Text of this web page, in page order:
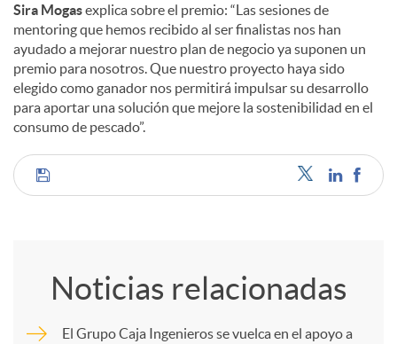
Sira Mogasexplica sobre el premio: “Las sesiones de
mentoring que hemos recibido al ser finalistas nos han
ayudado a mejorar nuestro plan de negocio ya suponen un
premio para nosotros. Que nuestro proyecto haya sido
elegido como ganador nos permitirá impulsar su desarrollo
para aportar una solución que mejore la sostenibilidad en el
consumo de pescado”.
C
m
Noticias relacionadas
El Grupo Caja Ingenieros se vuelca en el apoyo a